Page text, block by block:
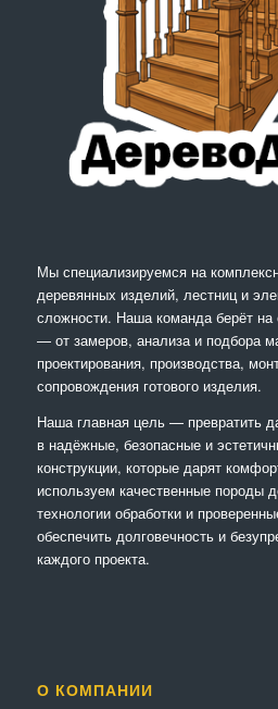
Мы специализируемся на
деревянных изделий, лестниц и
сложности. Наша команда берёт на
— от замеров, анализа и подбора
проектирования, производства,
сопровождения готового изделия.
Наша главная цель — превратить
в надёжные, безопасные и
конструкции, которые дарят
используем качественные породы
технологии обработки и
обеспечить долговечность и
каждого проекта.
О КОМПАНИИ